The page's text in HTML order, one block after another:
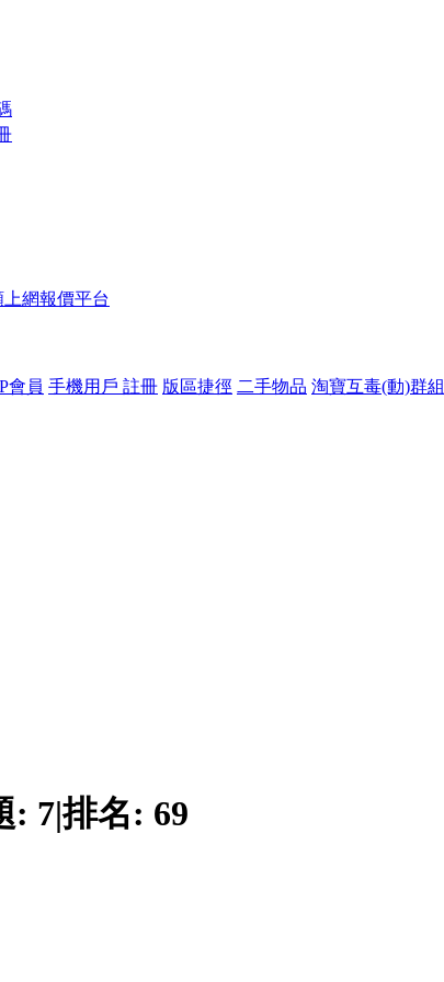
網報價平台
會員 手機用戶 註冊 版區捷徑 二手物品 淘寶互毒(動)群組
: 7|排名: 69